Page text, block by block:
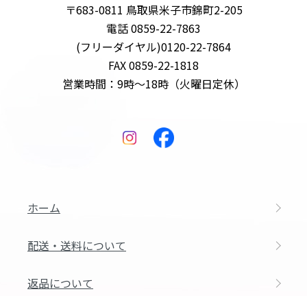
〒683-0811 鳥取県米子市錦町2-205
電話 0859-22-7863
(フリーダイヤル)0120-22-7864
FAX 0859-22-1818
営業時間：9時～18時（火曜日定休）
ホーム
配送・送料について
返品について